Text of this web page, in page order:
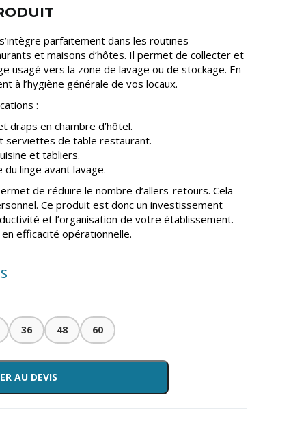
parfaitement dans les routines
et maisons d’hôtes. Il permet de collecter et
usagé vers la zone de lavage ou de stockage. En
à l’hygiène générale de vos locaux.
:
draps en chambre d’hôtel.
serviettes de table restaurant.
et tabliers.
linge avant lavage.
de réduire le nombre d’allers-retours. Cela
Ce produit est donc un investissement
et l’organisation de votre établissement.
efficacité opérationnelle.
36 48 60
AU DEVIS